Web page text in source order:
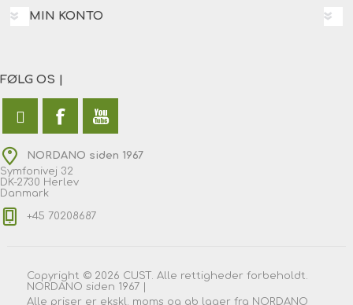
MIN KONTO
FØLG OS |
NORDANO siden 1967
Symfonivej 32
DK-2730 Herlev
Danmark
+45 70208687
Copyright © 2026 CUST. Alle rettigheder forbeholdt.
NORDANO siden 1967 |
Alle priser er ekskl. moms og ab lager fra NORDANO